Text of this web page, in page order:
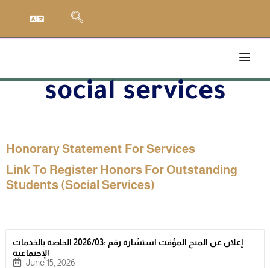
social services
Honorary Statement For Services
Link To Register Honors For Outstanding
Students (social Services)
إعلان عن المنح المؤقت استشارة رقم :2026/03 الخاصة بالخدمات
الإجتماعية
June 15, 2026